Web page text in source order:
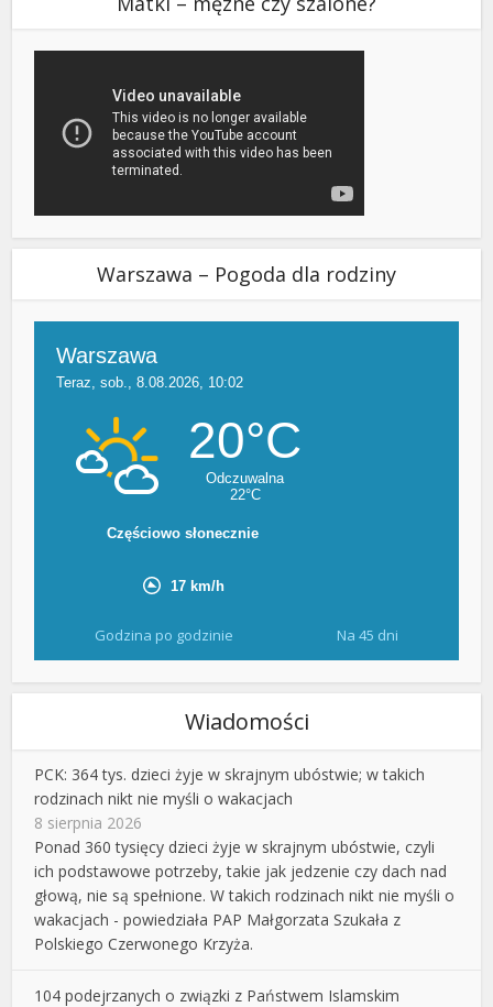
Warszawa – Pogoda dla rodziny
Godzina po godzinie Na 45 dni
Wiadomości
PCK: 364 tys. dzieci żyje w skrajnym ubóstwie; w takich
rodzinach nikt nie myśli o wakacjach
8 sierpnia 2026
Ponad 360 tysięcy dzieci żyje w skrajnym ubóstwie, czyli
ich podstawowe potrzeby, takie jak jedzenie czy dach nad
głową, nie są spełnione. W takich rodzinach nikt nie myśli o
wakacjach - powiedziała PAP Małgorzata Szukała z
Polskiego Czerwonego Krzyża.
104 podejrzanych o związki z Państwem Islamskim